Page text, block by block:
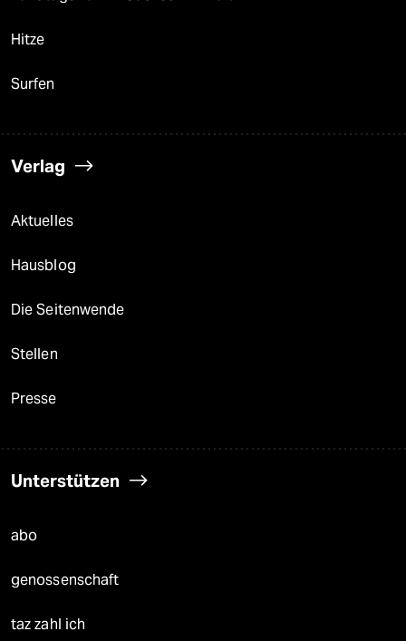
Hitze
Surfen
Verlag
Aktuelles
Hausblog
Die Seitenwende
Stellen
Presse
Unterstützen
abo
genossenschaft
taz zahl ich